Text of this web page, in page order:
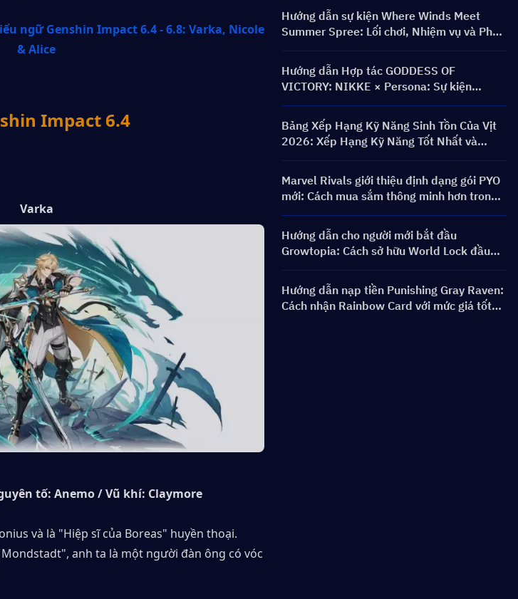
Impact 6.4
Varka
tố: Anemo / Vũ khí: Claymore
và là "Hiệp sĩ của Boreas" huyền thoại.
anh ta là một người đàn ông có vóc
Hướng dẫn sự kiện Where Winds Meet
Summer Spree: Lối chơi, Nhiệm vụ và Phần
thưởng
Hướng dẫn Hợp tác GODDESS OF
VICTORY: NIKKE × Persona: Sự kiện
PERSONA ON FRONTLINE, Nhân vật,
Banner & Phần thưởng
Bảng Xếp Hạng Kỹ Năng Sinh Tồn Của Vịt
2026: Xếp Hạng Kỹ Năng Tốt Nhất và
Hướng Dẫn Xây Dựng
Marvel Rivals giới thiệu định dạng gói PYO
mới: Cách mua sắm thông minh hơn trong
bản cập nhật cửa hàng Mùa 9.5
Hướng dẫn cho người mới bắt đầu
Growtopia: Cách sở hữu World Lock đầu
tiên nhanh chóng và an toàn
Hướng dẫn nạp tiền Punishing Gray Raven:
Cách nhận Rainbow Card với mức giá tốt